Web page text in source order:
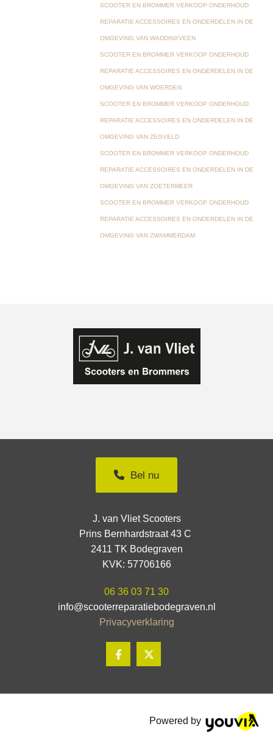
SCOOTER EN BROMMER VERKOOP ONDERHOUD
REPARATIE ACCESSOIRES EN ONDERDELEN IN DE
OMGEVING VAN WADDINXVEEN
SCOOTER EN BROMMER VERKOOP ONDERHOUD
REPARATIE ACCESSOIRES EN ONDERDELEN IN DE
OMGEVING VAN WOERDEN
SCOOTER EN BROMMER VERKOOP ONDERHOUD
REPARATIE ACCESSOIRES EN ONDERDELEN IN DE
OMGEVING VAN ZEGVELD
SCOOTER EN BROMMER VERKOOP ONDERHOUD
REPARATIE ACCESSOIRES EN ONDERDELEN IN DE
OMGEVING VAN ZOETERMEER
SCOOTER EN BROMMER VERKOOP ONDERHOUD
REPARATIE ACCESSOIRES EN ONDERDELEN IN DE
OMGEVING VAN ZWAMMERDAM
Bel nu
J. van Vliet Scooters
Prins Bernhardstraat 43 C
2411 TK Bodegraven
KVK: 57706166
06 36 03 71 30
info@scooterreparatiebodegraven.nl
Privacyverklaring
Powered by